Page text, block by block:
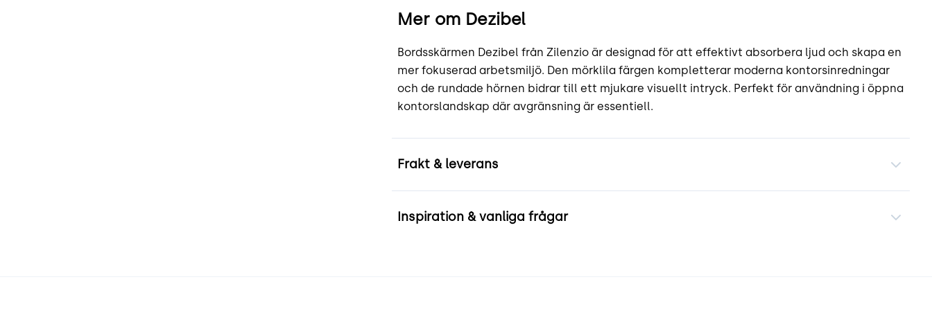
Mer om Dezibel
Bordsskärmen Dezibel från Zilenzio är designad för att effektivt absorbera ljud och skapa en
mer fokuserad arbetsmiljö. Den mörklila färgen kompletterar moderna kontorsinredningar
och de rundade hörnen bidrar till ett mjukare visuellt intryck. Perfekt för användning i öppna
kontorslandskap där avgränsning är essentiell.
Frakt & leverans
Inspiration & vanliga frågar